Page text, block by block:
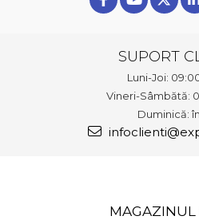
SUPORT
Luni-Joi:
Vineri-Sâmbătă:
Duminică:
MAGAZINUL